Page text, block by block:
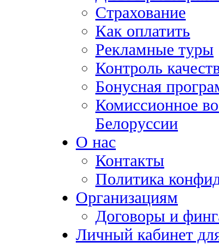
Страхование
Как оплатить
Рекламные туры
Контроль
Бонусная
Комиссионное
Белоруссии
О нас
Контакты
Политика
Организациям
Договоры и
Личный кабинет